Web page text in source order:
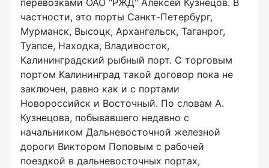
перевозками ОАО "РЖД" Алексей Кузнецов. В
частности, это порты Санкт-Петербург,
Мурманск, Высоцк, Архангельск, Таганрог,
Туапсе, Находка, Владивосток,
Калининградский рыбный порт. С торговым
портом Калининград такой договор пока не
заключен, равно как и с портами
Новороссийск и Восточный. По словам А.
Кузнецова, побывавшего недавно с
начальником Дальневосточной железной
дороги Виктором Поповым с рабочей
поездкой в дальневосточных портах,